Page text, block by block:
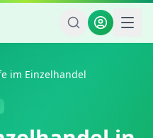
im Einzelhandel